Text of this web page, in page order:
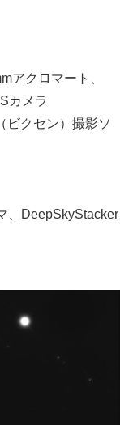
アクロマート、
カメラ
ビクセン）撮影ソ
、DeepSkyStacker